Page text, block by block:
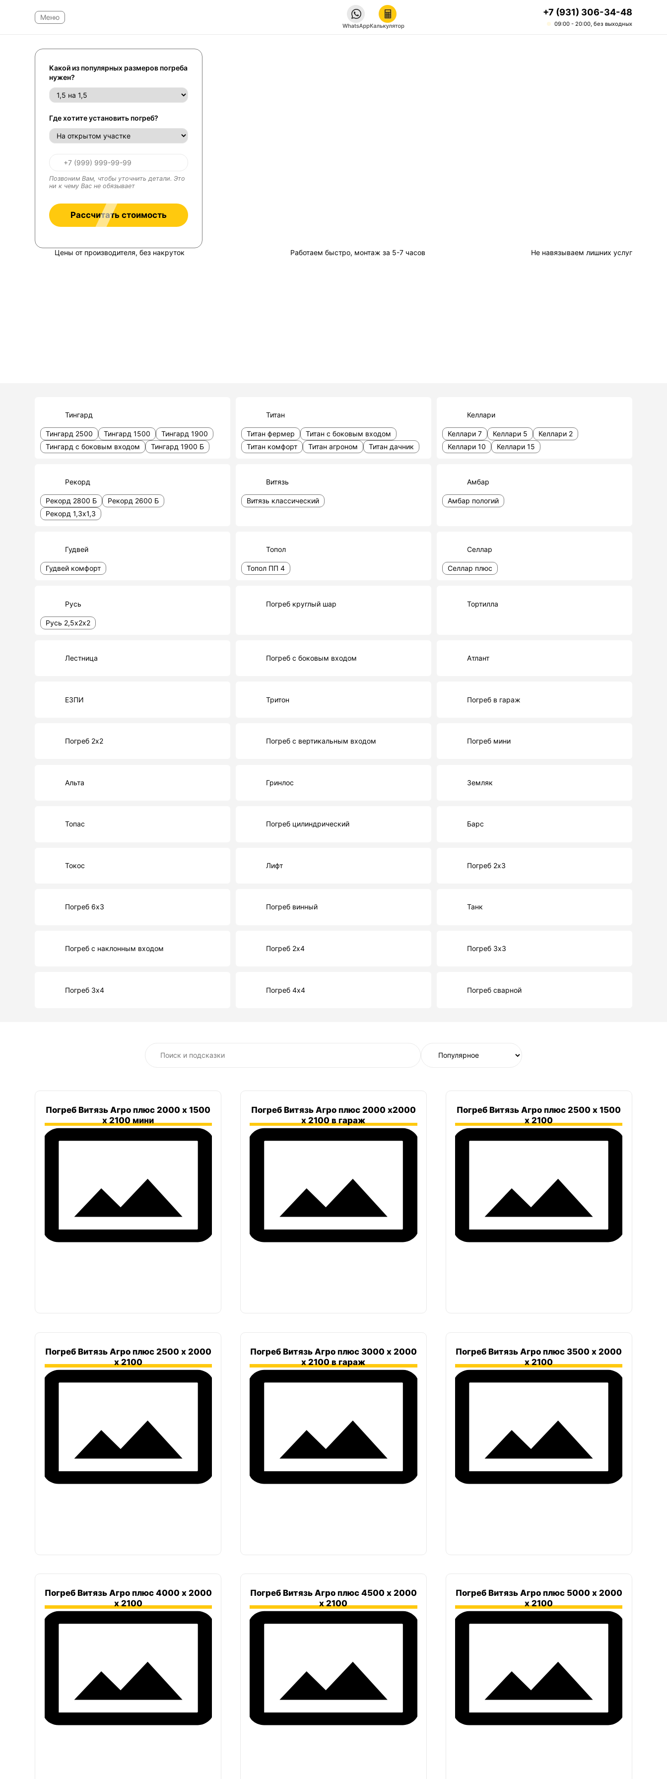
+7 (931) 306-34-48
09:00 - 20:00, без выходных
Какой из популярных размеров погреба
нужен?
Где хотите установить погреб?
Позвоним Вам, чтобы уточнить детали. Это
ни к чему Вас не обязывает
Рассчитать стоимость
Цены от производителя, без накруток Работаем быстро, монтаж за 5-7 часов Не навязываем лишних услуг
Тингард
Тингард 2500 Тингард 1500
Тингард 1900
Тингард с боковым входом
Тингард 1900 Б
Титан
Титан фермер
Титан с боковым входом
Титан комфорт
Титан агроном Титан дачник
Келлари
Келлари 7 Келлари 5
Келлари 2
Келлари 10
Келлари 15
Рекорд
Рекорд 2800 Б
Рекорд 2600 Б
Рекорд 1,3х1,3
Витязь
Витязь классический
Амбар
Амбар пологий
Гудвей
Гудвей комфорт
Топол
Топол ПП 4
Селлар
Селлар плюс
Русь
Русь 2,5х2х2
Погреб круглый шар Тортилла
Лестница Погреб с боковым входом Атлант
ЕЗПИ Тритон Погреб в гараж
Погреб 2х2 Погреб с вертикальным входом Погреб мини
Альта Гринлос Земляк
Топас Погреб цилиндрический Барс
Токос Лифт Погреб 2х3
Погреб 6х3 Погреб винный Танк
Погреб с наклонным входом Погреб 2х4 Погреб 3х3
Погреб 3х4 Погреб 4х4 Погреб сварной
Погреб Витязь Агро плюс 2000 х 1500
х 2100 мини
Погреб Витязь Агро плюс 2000 х2000
х 2100 в гараж
Погреб Витязь Агро плюс 2500 х 1500
х 2100
Погреб Витязь Агро плюс 2500 х 2000
х 2100
Погреб Витязь Агро плюс 3000 х 2000
х 2100 в гараж
Погреб Витязь Агро плюс 3500 х 2000
х 2100
Погреб Витязь Агро плюс 4000 х 2000
х 2100
Погреб Витязь Агро плюс 4500 х 2000
х 2100
Погреб Витязь Агро плюс 5000 х 2000
х 2100